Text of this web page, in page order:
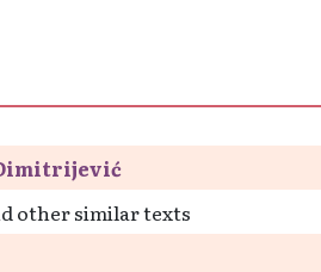
other similar texts